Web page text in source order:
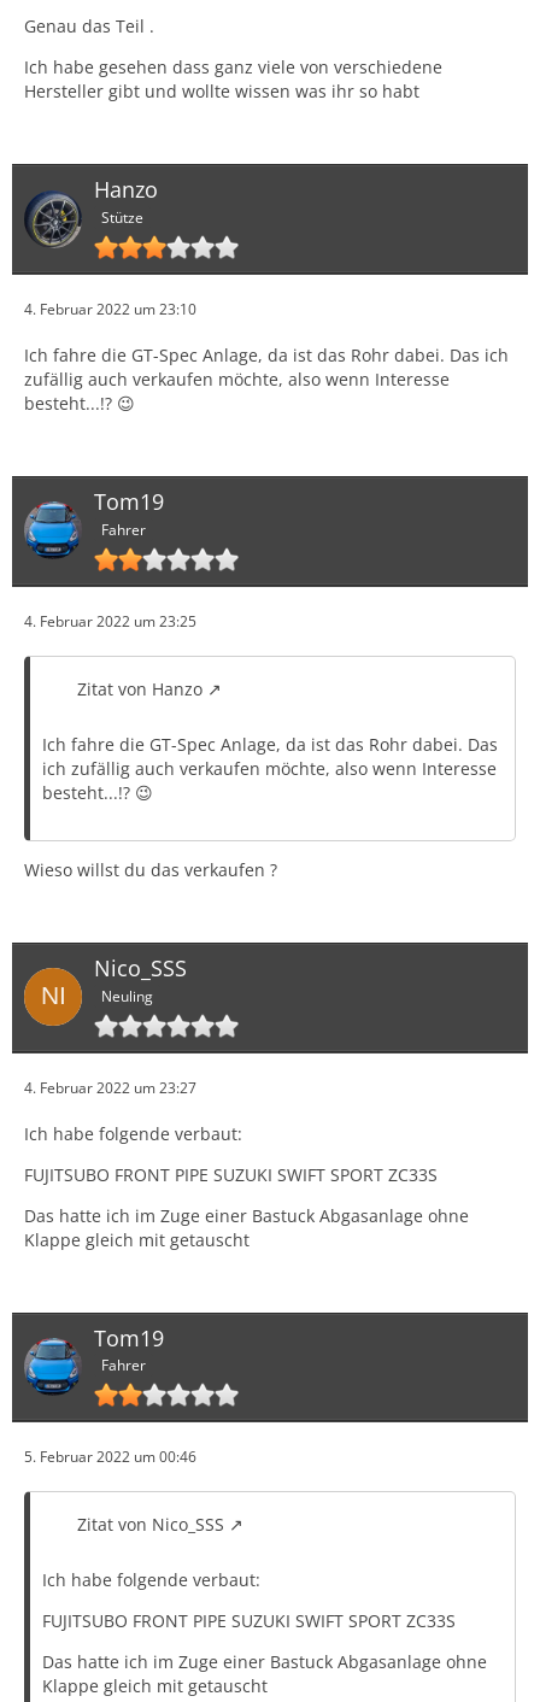
Genau das Teil .
Ich habe gesehen dass ganz viele von verschiedene
Hersteller gibt und wollte wissen was ihr so habt
Hanzo
Stütze
4. Februar 2022 um 23:10
Ich fahre die GT-Spec Anlage, da ist das Rohr dabei. Das ich
zufällig auch verkaufen möchte, also wenn Interesse
besteht...!? 😉
Tom19
Fahrer
4. Februar 2022 um 23:25
Zitat von Hanzo
Ich fahre die GT-Spec Anlage, da ist das Rohr dabei. Das
ich zufällig auch verkaufen möchte, also wenn Interesse
besteht...!? 😉
Wieso willst du das verkaufen ?
Nico_SSS
Neuling
4. Februar 2022 um 23:27
Ich habe folgende verbaut:
FUJITSUBO FRONT PIPE SUZUKI SWIFT SPORT ZC33S
Das hatte ich im Zuge einer Bastuck Abgasanlage ohne
Klappe gleich mit getauscht
Tom19
Fahrer
5. Februar 2022 um 00:46
Zitat von Nico_SSS
Ich habe folgende verbaut:
FUJITSUBO FRONT PIPE SUZUKI SWIFT SPORT ZC33S
Das hatte ich im Zuge einer Bastuck Abgasanlage ohne
Klappe gleich mit getauscht